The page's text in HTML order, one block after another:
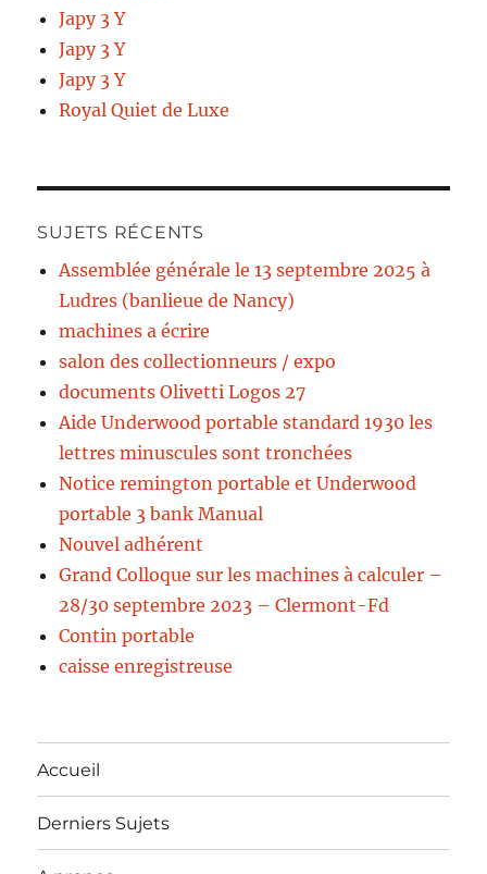
Japy 3 Y
Japy 3 Y
Japy 3 Y
Royal Quiet de Luxe
SUJETS RÉCENTS
Assemblée générale le 13 septembre 2025 à
Ludres (banlieue de Nancy)
machines a écrire
salon des collectionneurs / expo
documents Olivetti Logos 27
Aide Underwood portable standard 1930 les
lettres minuscules sont tronchées
Notice remington portable et Underwood
portable 3 bank Manual
Nouvel adhérent
Grand Colloque sur les machines à calculer –
28/30 septembre 2023 – Clermont-Fd
Contin portable
caisse enregistreuse
Accueil
Derniers Sujets